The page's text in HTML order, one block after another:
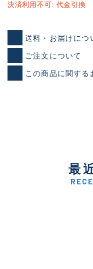
決済利用不可: 代金引換
送料・お届けにつ
ご注文について
この商品に関する
最